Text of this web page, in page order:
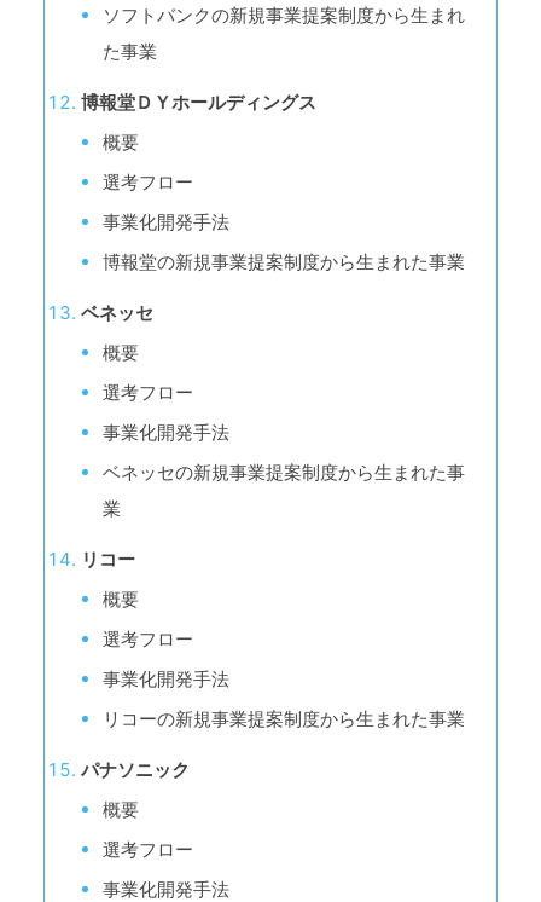
ソフトバンクの新規事業提案制度から生まれ
た事業
博報堂ＤＹホールディングス
概要
選考フロー
事業化開発手法
博報堂の新規事業提案制度から生まれた事業
ベネッセ
概要
選考フロー
事業化開発手法
ベネッセの新規事業提案制度から生まれた事
業
リコー
概要
選考フロー
事業化開発手法
リコーの新規事業提案制度から生まれた事業
パナソニック
概要
選考フロー
事業化開発手法